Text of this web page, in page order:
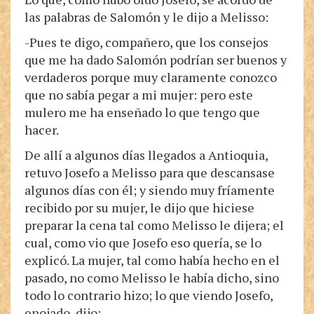
las palabras de Salomón y le dijo a Melisso:
-Pues te digo, compañero, que los consejos
que me ha dado Salomón podrían ser buenos y
verdaderos porque muy claramente conozco
que no sabía pegar a mi mujer: pero este
mulero me ha enseñado lo que tengo que
hacer.
De allí a algunos días llegados a Antioquia,
retuvo Josefo a Melisso para que descansase
algunos días con él; y siendo muy fríamente
recibido por su mujer, le dijo que hiciese
preparar la cena tal como Melisso le dijera; el
cual, como vio que Josefo eso quería, se lo
explicó. La mujer, tal como había hecho en el
pasado, no como Melisso le había dicho, sino
todo lo contrario hizo; lo que viendo Josefo,